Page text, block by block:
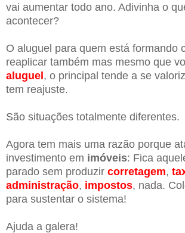
vai aumentar todo ano. Adivinha o
acontecer?
O aluguel para quem está formando
reaplicar também mas mesmo que
aluguel, o principal tende a se
tem reajuste.
São situações totalmente diferentes.
Agora tem mais uma razão porque
investimento em imóveis: Fica
parado sem produzir corretagem,
administração, impostos, nada.
para sustentar o sistema!
Ajuda a galera!